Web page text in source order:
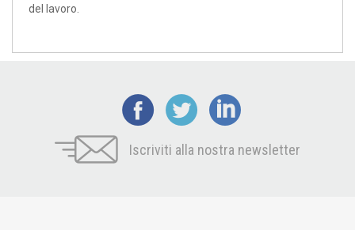
del lavoro.
Iscriviti alla nostra newsletter